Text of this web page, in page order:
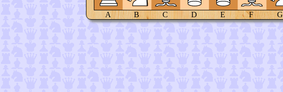
A B C D E F G